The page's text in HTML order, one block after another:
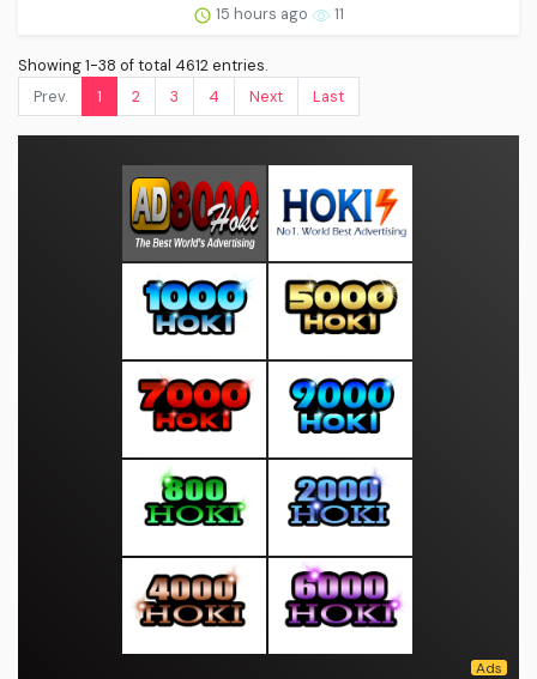
15 hours ago 11
Showing 1-38 of total 4612 entries.
Prev.
1 2 3 4 Next Last